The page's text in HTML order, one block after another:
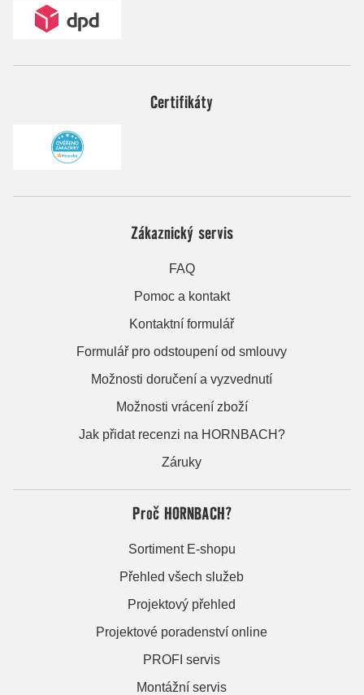
Certifikáty
Zákaznický servis
FAQ
Pomoc a kontakt
Kontaktní formulář
Formulář pro odstoupení od smlouvy
Možnosti doručení a vyzvednutí
Možnosti vrácení zboží
Jak přidat recenzi na HORNBACH?
Záruky
Proč HORNBACH?
Sortiment E-shopu
Přehled všech služeb
Projektový přehled
Projektové poradenství online
PROFI servis
Montážní servis